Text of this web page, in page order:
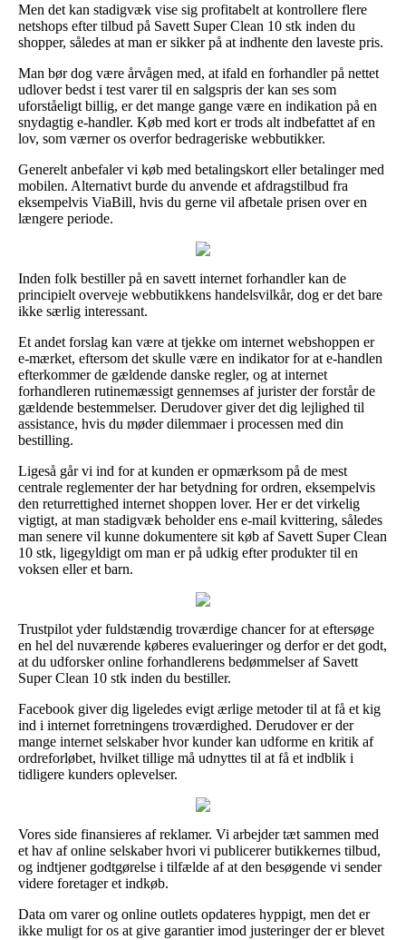
Men det kan stadigvæk vise sig profitabelt at kontrollere flere
netshops efter tilbud på Savett Super Clean 10 stk inden du
shopper, således at man er sikker på at indhente den laveste pris.
Man bør dog være årvågen med, at ifald en forhandler på nettet
udlover bedst i test varer til en salgspris der kan ses som
uforståeligt billig, er det mange gange være en indikation på en
snydagtig e-handler. Køb med kort er trods alt indbefattet af en
lov, som værner os overfor bedrageriske webbutikker.
Generelt anbefaler vi køb med betalingskort eller betalinger med
mobilen. Alternativt burde du anvende et afdragstilbud fra
eksempelvis ViaBill, hvis du gerne vil afbetale prisen over en
længere periode.
Inden folk bestiller på en savett internet forhandler kan de
principielt overveje webbutikkens handelsvilkår, dog er det bare
ikke særlig interessant.
Et andet forslag kan være at tjekke om internet webshoppen er
e-mærket, eftersom det skulle være en indikator for at e-handlen
efterkommer de gældende danske regler, og at internet
forhandleren rutinemæssigt gennemses af jurister der forstår de
gældende bestemmelser. Derudover giver det dig lejlighed til
assistance, hvis du møder dilemmaer i processen med din
bestilling.
Ligeså går vi ind for at kunden er opmærksom på de mest
centrale reglementer der har betydning for ordren, eksempelvis
den returrettighed internet shoppen lover. Her er det virkelig
vigtigt, at man stadigvæk beholder ens e-mail kvittering, således
man senere vil kunne dokumentere sit køb af Savett Super Clean
10 stk, ligegyldigt om man er på udkig efter produkter til en
voksen eller et barn.
Trustpilot yder fuldstændig troværdige chancer for at eftersøge
en hel del nuværende køberes evalueringer og derfor er det godt,
at du udforsker online forhandlerens bedømmelser af Savett
Super Clean 10 stk inden du bestiller.
Facebook giver dig ligeledes evigt ærlige metoder til at få et kig
ind i internet forretningens troværdighed. Derudover er der
mange internet selskaber hvor kunder kan udforme en kritik af
ordreforløbet, hvilket tillige må udnyttes til at få et indblik i
tidligere kunders oplevelser.
Vores side finansieres af reklamer. Vi arbejder tæt sammen med
et hav af online selskaber hvori vi publicerer butikkernes tilbud,
og indtjener godtgørelse i tilfælde af at den besøgende vi sender
videre foretager et indkøb.
Data om varer og online outlets opdateres hyppigt, men det er
ikke muligt for os at give garantier imod justeringer der er blevet